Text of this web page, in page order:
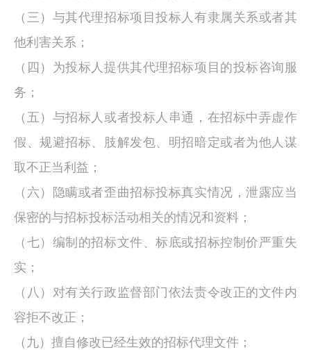
（三）与其代理招标项目投标人有隶属关系或者其
他利害关系；
（四）为投标人提供其代理招标项目的投标咨询服
务；
（五）与招标人或者投标人串通，在招标中弄虚作
假、规避招标、肢解发包、明招暗定或者为他人谋
取不正当利益；
（六）隐瞒或者歪曲招标投标真实情况，泄露应当
保密的与招标投标活动相关的情况和资料；
（七）编制的招标文件、标底或招标控制价严重失
实；
（八）对有关行政监督部门依法责令改正的文件内
容拒不改正；
（九）擅自修改已经生效的招标代理文件；